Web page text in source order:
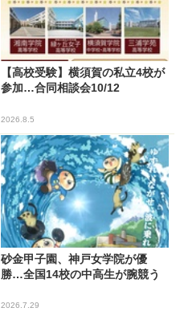
【高校受験】横須賀の私立4校が
参加…合同相談会10/12
2026.8.5
砂金甲子園、神戸女学院が優
勝…全国14校の中高生が腕競う
2026.7.29